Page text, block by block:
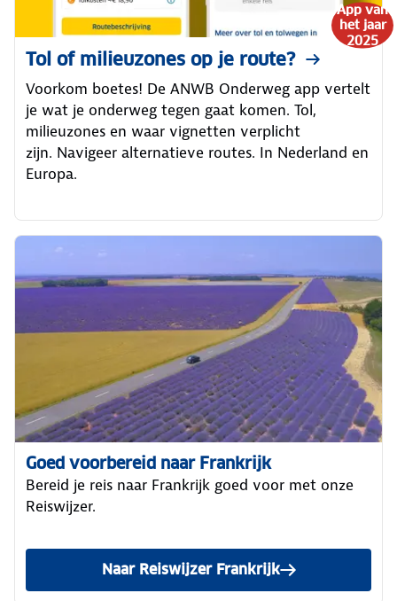
App van
het jaar
2025
Tol of milieuzones op je route?
Voorkom boetes! De ANWB Onderweg app vertelt
je wat je onderweg tegen gaat komen. Tol,
milieuzones en waar vignetten verplicht
zijn. Navigeer alternatieve routes. In Nederland en
Europa.
Goed voorbereid naar Frankrijk
Bereid je reis naar Frankrijk goed voor met onze
Reiswijzer.
Naar Reiswijzer Frankrijk